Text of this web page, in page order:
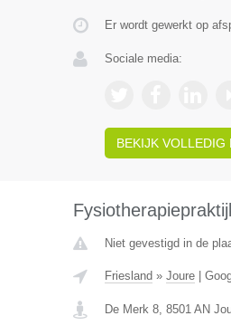
Er wordt gewerkt op
Sociale media:
BEKIJK VOLLEDIG
Niet gevestigd in de
Friesland » Joure|
De Merk 8, 8501 AN